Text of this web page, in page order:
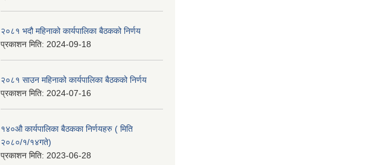
२०८१ भदौ महिनाको कार्यपालिका बैठकको निर्णय
प्रकाशन मिति: 2024-09-18
२०८१ साउन महिनाको कार्यपालिका बैठकको निर्णय
प्रकाशन मिति: 2024-07-16
१४०औ कार्यपालिका बैठकका निर्णयहरु ( मिति
२०८०/१/१४गते)
प्रकाशन मिति: 2023-06-28